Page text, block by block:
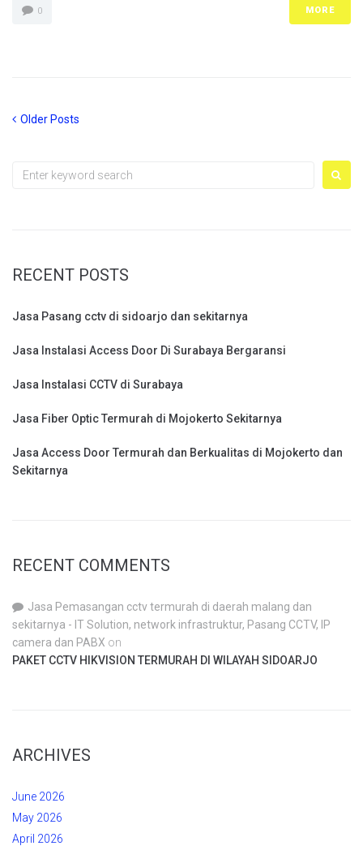
0 MORE
Posts
Older
Older Posts
Search
RECENT POSTS
Jasa Pasang cctv di sidoarjo dan sekitarnya
Jasa Instalasi Access Door Di Surabaya Bergaransi
Jasa Instalasi CCTV di Surabaya
Jasa Fiber Optic Termurah di Mojokerto Sekitarnya
Jasa Access Door Termurah dan Berkualitas di Mojokerto dan
Sekitarnya
RECENT COMMENTS
Jasa Pemasangan cctv termurah di daerah malang dan
sekitarnya - IT Solution, network infrastruktur, Pasang CCTV, IP
camera dan PABX on
PAKET CCTV HIKVISION TERMURAH DI WILAYAH SIDOARJO
ARCHIVES
June 2026
May 2026
April 2026